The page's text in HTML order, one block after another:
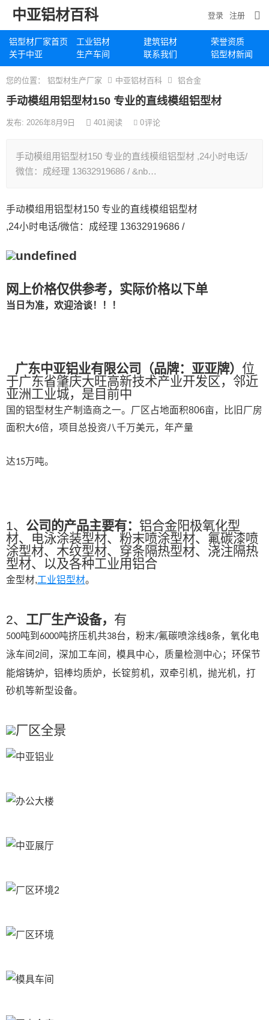
中亚铝材百科
铝型材厂家首页 工业铝材 建筑铝材
荣誉资质
关于中亚
生产车间 联系我们 铝型材新闻
登录 注册
您的位置： 铝型材生产厂家 中亚铝材百科 铝合金
手动模组用铝型材150 专业的直线模组铝型材
发布: 2026年8月9日 401阅读 0评论
手动模组用铝型材150 专业的直线模组铝型材 ,24小时电话/
微信：成经理 13632919686 / &nb…
手动模组用铝型材150 专业的直线模组铝型材
,24小时电话/微信：成经理 13632919686 /
网上价格仅供参考，实际价格以下单
当日为准，欢迎洽谈！！！
广东中亚铝业有限公司 （品牌：亚亚牌） 位
于广东省肇庆大旺高新技术产业开发区，邻近
亚洲工业城，是目前中
国的铝型材生产制造商之一。 厂区占地面积806亩，比旧厂房
面积大6倍，项目总投资八千万美元，年产量
达15万吨。
1、 公司的产品主要有： 铝合金阳极氧化型
材、电泳涂装型材、粉末喷涂型材、氟碳漆喷
涂型材、木纹型材、穿条隔热型材、浇注隔热
型材、以及各种工业用铝合
金型材,工业铝型材。
2、 工厂生产设备， 有
500吨到 6000吨挤压机共38台，粉末/氟碳喷涂线8条，氧化电
泳车间2间，深加工车间，模具中心，质量检测中心；环保节
能熔铸炉，铝棒均质炉，长锭剪机，双牵引机，抛光机，打
砂机等新型设备。